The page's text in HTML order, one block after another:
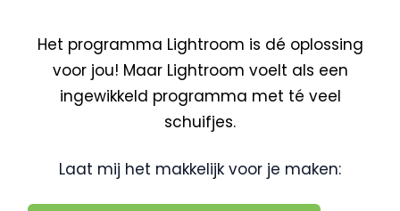
Het programma Lightroom is dé oplossing
voor jou! Maar Lightroom voelt als een
ingewikkeld programma met té veel
schuifjes.
Laat mij het makkelijk voor je maken: